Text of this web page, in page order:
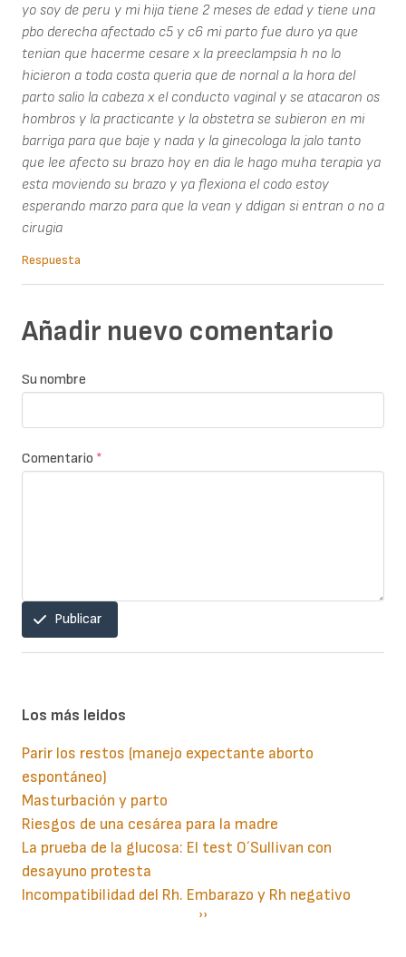
yo soy de peru y mi hija tiene 2 meses de edad y tiene una
pbo derecha afectado c5 y c6 mi parto fue duro ya que
tenian que hacerme cesare x la preeclampsia h no lo
hicieron a toda costa queria que de nornal a la hora del
parto salio la cabeza x el conducto vaginal y se atacaron os
hombros y la practicante y la obstetra se subieron en mi
barriga para que baje y nada y la ginecologa la jalo tanto
que lee afecto su brazo hoy en dia le hago muha terapia ya
esta moviendo su brazo y ya flexiona el codo estoy
esperando marzo para que la vean y ddigan si entran o no a
cirugia
Respuesta
Añadir nuevo comentario
Su nombre
Comentario *
Publicar
Los más leidos
Parir los restos (manejo expectante aborto
espontáneo)
Masturbación y parto
Riesgos de una cesárea para la madre
La prueba de la glucosa: El test O´Sullivan con
desayuno protesta
Incompatibilidad del Rh. Embarazo y Rh negativo
Siguiente
››